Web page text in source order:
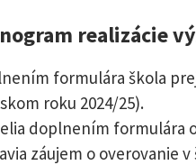
realizácie
formulára škola
roku 2024/25).
doplnením formulára
záujem o overovanie v